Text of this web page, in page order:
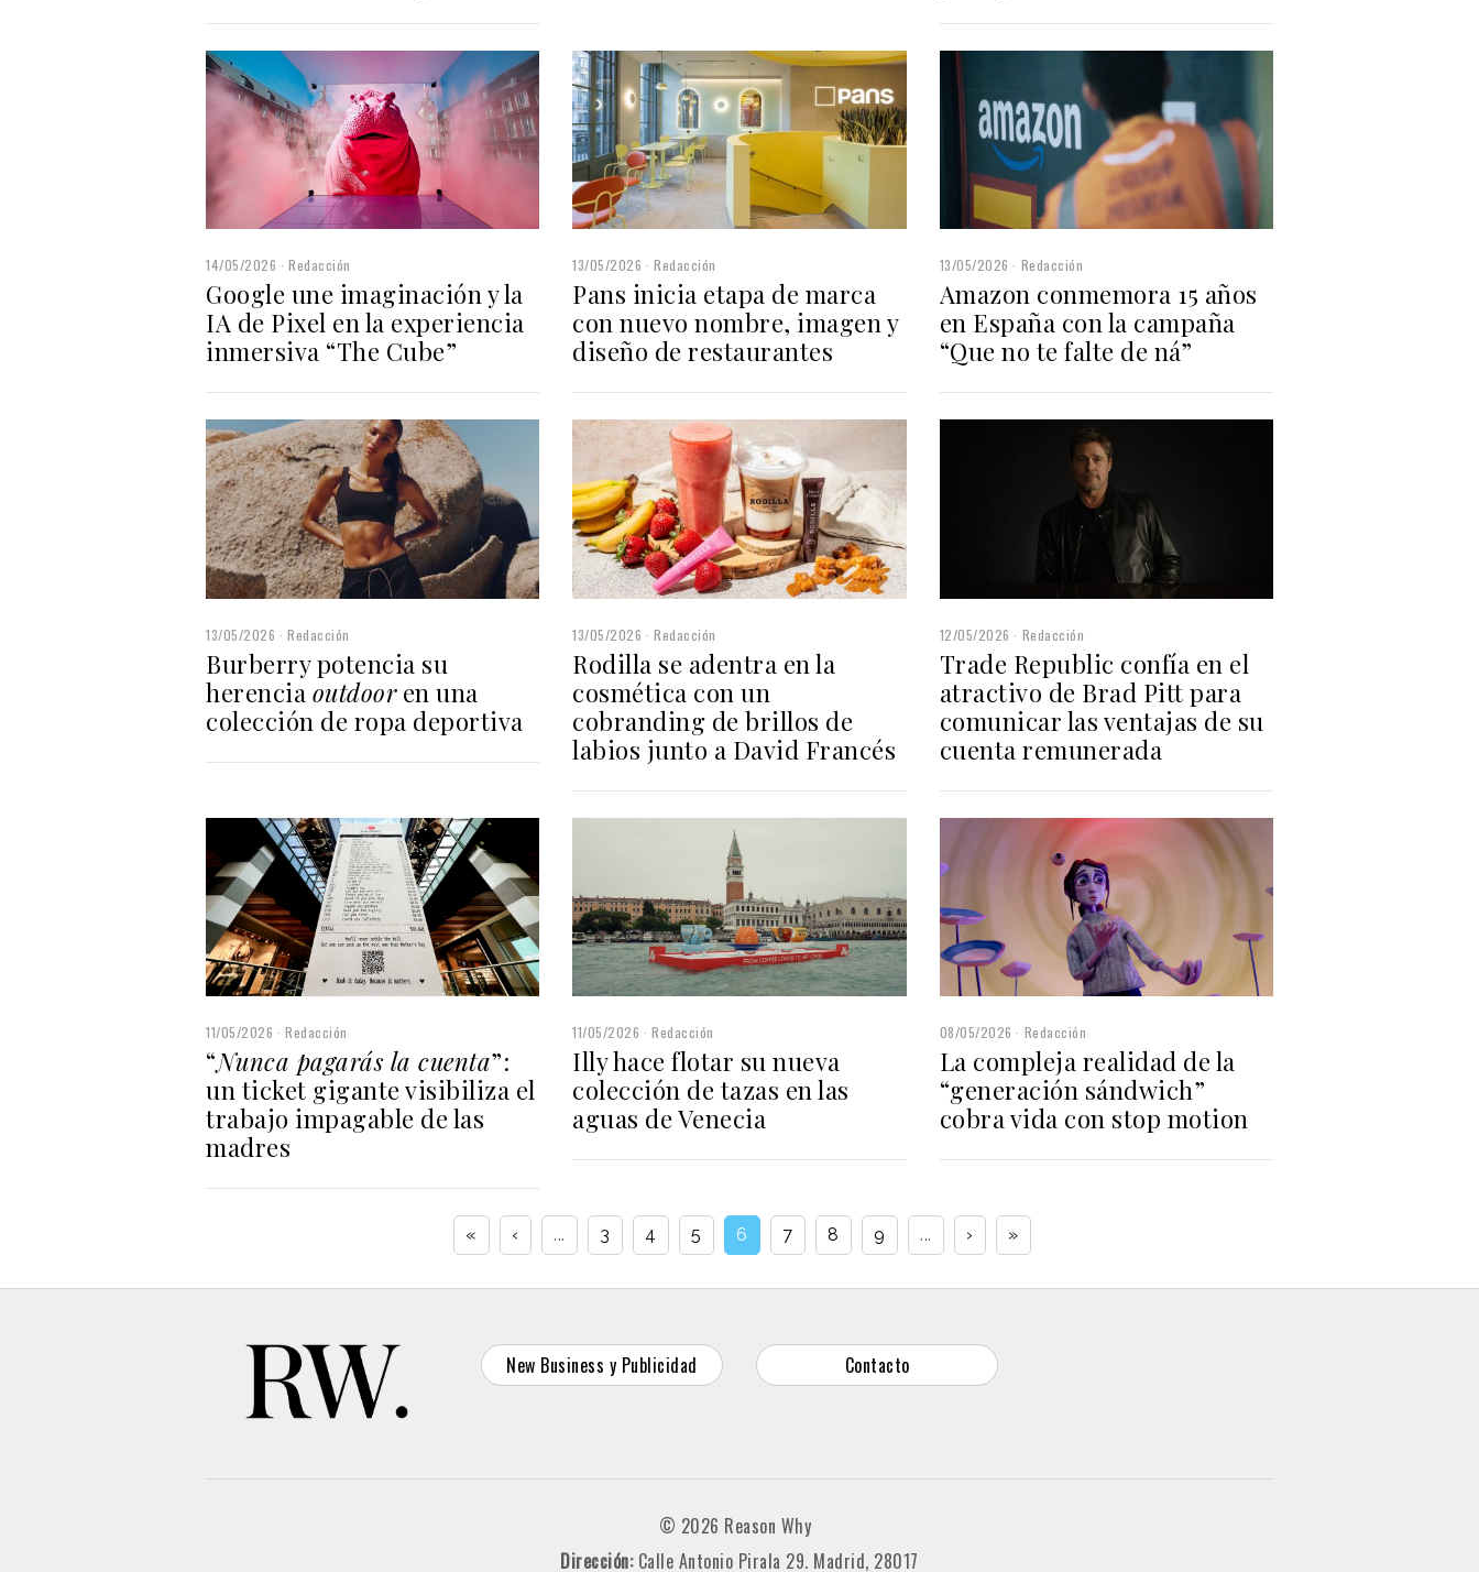
14/05/2026 Redacción
Google une imaginación y la
IA de Pixel en la experiencia
inmersiva “The Cube”
13/05/2026 Redacción
Pans inicia etapa de marca
con nuevo nombre, imagen y
diseño de restaurantes
13/05/2026 Redacción
Amazon conmemora 15 años
en España con la campaña
“Que no te falte de ná”
13/05/2026 Redacción
Burberry potencia su
herencia outdooren una
colección de ropa deportiva
13/05/2026 Redacción
Rodilla se adentra en la
cosmética con un
cobranding de brillos de
labios junto a David Francés
12/05/2026 Redacción
Trade Republic confía en el
atractivo de Brad Pitt para
comunicar las ventajas de su
cuenta remunerada
11/05/2026 Redacción
“Nunca pagarás la cuenta”:
un ticket gigante visibiliza el
trabajo impagable de las
madres
11/05/2026 Redacción
Illy hace flotar su nueva
colección de tazas en las
aguas de Venecia
08/05/2026 Redacción
La compleja realidad de la
“generación sándwich”
cobra vida con stop motion
« ‹ ... 3 4 5 6 7 8 9 ... › »
New Business y Publicidad Contacto
© 2026 Reason Why
Dirección: Calle Antonio Pirala 29. Madrid, 28017